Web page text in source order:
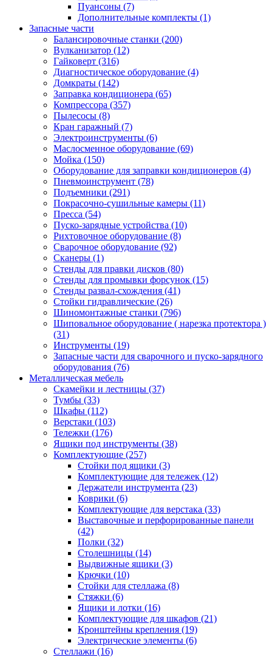
Пуансоны (7)
Дополнительные комплекты (1)
Запасные части
Балансировочные станки (200)
Вулканизатор (12)
Гайковерт (316)
Диагностическое оборудование (4)
Домкраты (142)
Заправка кондиционера (65)
Компрессора (357)
Пылесосы (8)
Кран гаражный (7)
Электроинструменты (6)
Маслосменное оборудование (69)
Мойка (150)
Оборудование для заправки кондиционеров (4)
Пневмоинструмент (78)
Подъемники (291)
Покрасочно-сушильные камеры (11)
Пресса (54)
Пуско-зарядные устройства (10)
Рихтовочное оборудование (8)
Сварочное оборудование (92)
Сканеры (1)
Стенды для правки дисков (80)
Стенды для промывки форсунок (15)
Стенды развал-схождения (41)
Стойки гидравлические (26)
Шиномонтажные станки (796)
Шиповальное оборудование ( нарезка протектора )
(31)
Инструменты (19)
Запасные части для сварочного и пуско-зарядного
оборудования (76)
Металлическая мебель
Скамейки и лестницы (37)
Тумбы (33)
Шкафы (112)
Верстаки (103)
Тележки (176)
Ящики под инструменты (38)
Комплектующие (257)
Стойки под ящики (3)
Комплектующие для тележек (12)
Держатели инструмента (23)
Коврики (6)
Комплектующие для верстака (33)
Выставочные и перфорированные панели
(42)
Полки (32)
Столешницы (14)
Выдвижные ящики (3)
Крючки (10)
Стойки для стеллажа (8)
Стяжки (6)
Ящики и лотки (16)
Комплектующие для шкафов (21)
Кронштейны крепления (19)
Электрические элементы (6)
Стеллажи (16)